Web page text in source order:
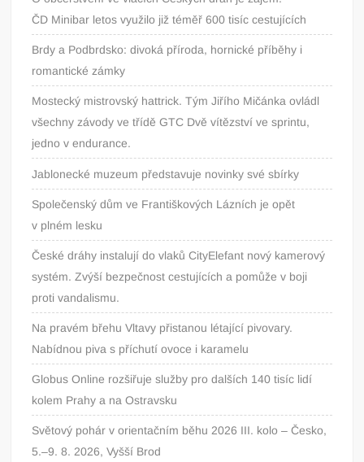
ČD Minibar letos využilo již téměř 600 tisíc cestujících
Brdy a Podbrdsko: divoká příroda, hornické příběhy i
romantické zámky
Mostecký mistrovský hattrick. Tým Jiřího Mičánka ovládl
všechny závody ve třídě GTC Dvě vítězství ve sprintu,
jedno v endurance.
Jablonecké muzeum představuje novinky své sbírky
Společenský dům ve Františkových Lázních je opět
v plném lesku
České dráhy instalují do vlaků CityElefant nový kamerový
systém. Zvýší bezpečnost cestujících a pomůže v boji
proti vandalismu.
Na pravém břehu Vltavy přistanou létající pivovary.
Nabídnou piva s příchutí ovoce i karamelu
Globus Online rozšiřuje služby pro dalších 140 tisíc lidí
kolem Prahy a na Ostravsku
Světový pohár v orientačním běhu 2026 III. kolo – Česko,
5.–9. 8. 2026, Vyšší Brod